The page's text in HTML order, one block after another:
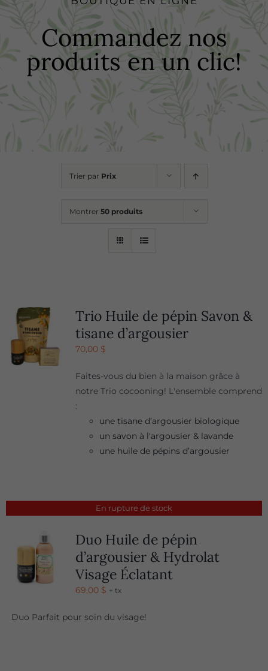
Recettes
Points de vente
Commandez nos
produits en un clic!
Trier par Prix
Montrer 50 produits
Trio Huile de pépin Savon &
tisane d’argousier
70,00 $
Faites-vous du bien à la maison grâce à
notre Trio cocooning! L'ensemble comprend
:
une tisane d’argousier biologique
un savon à l'argousier & lavande
une huile de pépins d’argousier
En rupture de stock
Duo Huile de pépin
d’argousier & Hydrolat
Visage Éclatant
69,00 $ + tx
Duo Parfait pour soin du visage!